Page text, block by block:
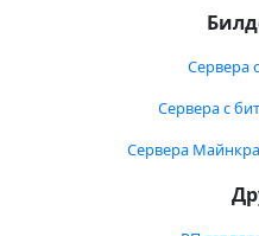
Сервера
Сервера с
Сервера